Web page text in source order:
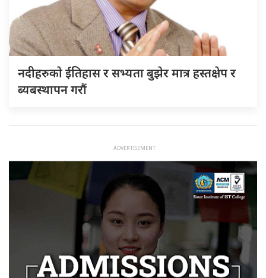
नदीहरुकाे ईतिहास र सभ्यता बुझेर मात्र हस्तक्षेप र
ब्यबस्थापन गराैं